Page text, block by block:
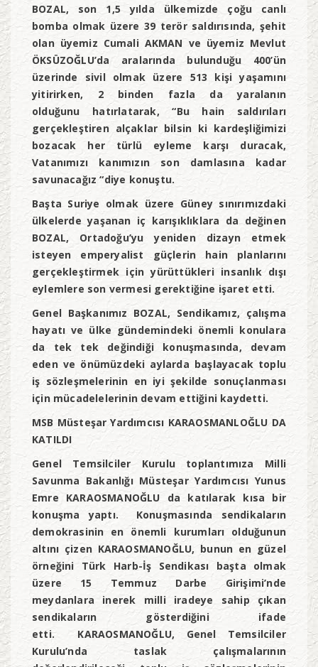
BOZAL, son 1,5 yılda ülkemizde çoğu canlı
bomba olmak üzere 39 terör saldırısında, şehit
olan üyemiz Cumali AKMAN ve üyemiz Mevlut
ÖKSÜZOĞLU’da aralarında bulunduğu 400’ün
üzerinde sivil olmak üzere 513 kişi yaşamını
yitirirken, 2 binden fazla da yaralanın
olduğunu hatırlatarak, “Bu hain saldırıları
gerçekleştiren alçaklar bilsin ki kardeşliğimizi
bozacak her türlü eyleme karşı duracak,
Vatanımızı kanımızın son damlasına kadar
savunacağız “diye konuştu.
Başta Suriye olmak üzere Güney sınırımızdaki
ülkelerde yaşanan iç karışıklıklara da değinen
BOZAL, Ortadoğu’yu yeniden dizayn etmek
isteyen emperyalist güçlerin hain planlarını
gerçekleştirmek için yürüttükleri insanlık dışı
eylemlere son vermesi gerektiğine işaret etti.
Genel Başkanımız BOZAL, Sendikamız, çalışma
hayatı ve ülke gündemindeki önemli konulara
da tek tek değindiği konuşmasında, devam
eden ve önümüzdeki aylarda başlayacak toplu
iş sözleşmelerinin en iyi şekilde sonuçlanması
için mücadelelerinin devam ettiğini kaydetti.
MSB Müsteşar Yardımcısı KARAOSMANLOĞLU DA
KATILDI
Genel Temsilciler Kurulu toplantımıza Milli
Savunma Bakanlığı Müsteşar Yardımcısı Yunus
Emre KARAOSMANOĞLU da katılarak kısa bir
konuşma yaptı. Konuşmasında sendikaların
demokrasinin en önemli kurumları olduğunun
altını çizen KARAOSMANOĞLU, bunun en güzel
örneğini Türk Harb-İş Sendikası başta olmak
üzere 15 Temmuz Darbe Girişimi’nde
meydanlara inerek milli iradeye sahip çıkan
sendikaların gösterdiğini ifade
etti. KARAOSMANOĞLU, Genel Temsilciler
Kurulu’nda taslak çalışmalarının